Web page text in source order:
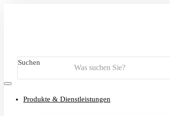
Suchen
Produkte & Dienstleistungen